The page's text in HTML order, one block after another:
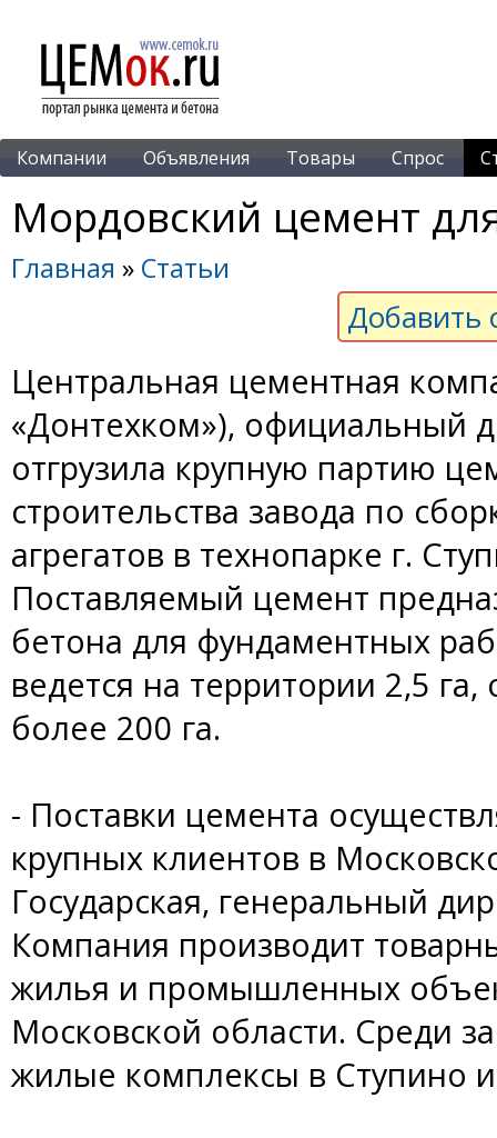
Компании Объявления Товары Спрос
Мордовский цемент
Главная » Статьи
Добавить
Центральная цементная
«Донтехком»), официальный
отгрузила крупную партию
строительства завода по
агрегатов в технопарке г.
Поставляемый цемент
бетона для фундаментных
ведется на территории 2,5
более 200 га.
- Поставки цемента
крупных клиентов в
Государская, генеральный
Компания производит
жилья и промышленных
Московской области. Среди
жилые комплексы в Ступино